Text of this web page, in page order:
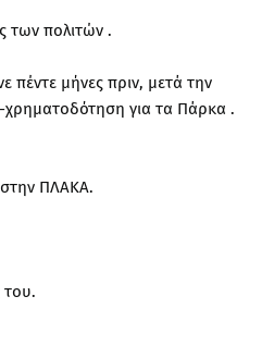
των πολιτών .
πέντε μήνες πριν, μετά την
χρηματοδότηση για τα Πάρκα .
ΠΛΑΚΑ.
του.